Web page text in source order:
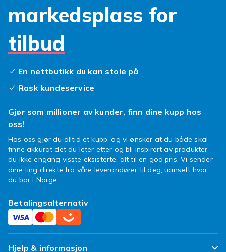
markedsplass for
tilbud
En nettbutikk du kan stole på
Rask kundeservice
Gjør som millioner av kunder, finn dine kupp hos
oss!
Hos oss gjør du alltid et kupp, og vi ønsker at du både skal
finne akkurat det du leter etter og bli inspirert av produkter
du ikke engang visste eksisterte, alt til en god pris. Vi sender
dine ting direkte fra våre leverandører til deg, uansett hvor
du bor i Norge.
Betalingsalternativ
Hjelp & informasjon